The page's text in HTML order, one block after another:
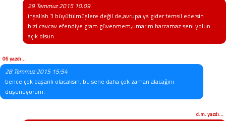
29 Temmuz 2015 10:09
inşallah 3 büyütülmüşlere değil de,avrupa'ya gider temsil edersin
bizi.cavcav efendiye gram güvenmem,umarım harcamaz seni.yolun
açık olsun
06 yazdı...
28 Temmuz 2015 15:54
bence çok başarılı olacaksın. bu sene daha çok zaman alacağını
düşünüyorum.
d.m. yazdı...